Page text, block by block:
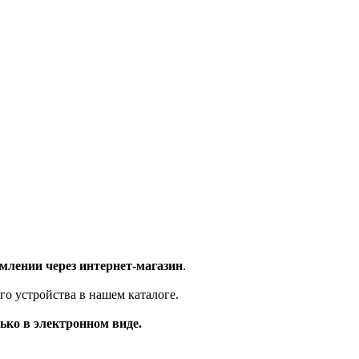
через интернет-магазин.
устройства в нашем каталоге.
в электронном виде.